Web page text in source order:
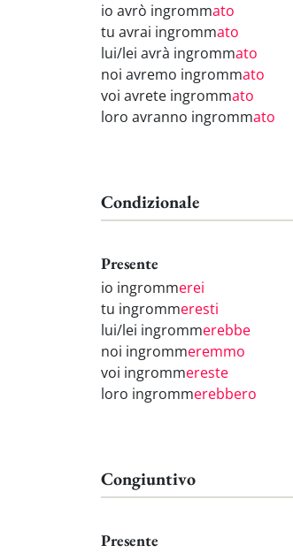
io avrò ingrommato
tu avrai ingrommato
lui/lei avrà ingrommato
noi avremo ingrommato
voi avrete ingrommato
loro avranno ingrommato
Condizionale
Presente
io ingrommerei
tu ingrommeresti
lui/lei ingrommerebbe
noi ingrommeremmo
voi ingrommereste
loro ingrommerebbero
Congiuntivo
Presente